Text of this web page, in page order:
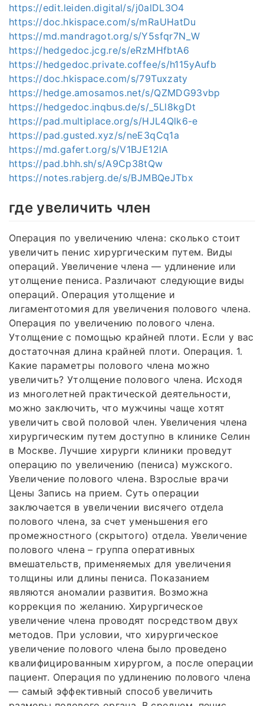
https://edit.leiden.digital/s/j0alDL3O4
https://doc.hkispace.com/s/mRaUHatDu
https://md.mandragot.org/s/Y5sfqr7N_W
https://hedgedoc.jcg.re/s/eRzMHfbtA6
https://hedgedoc.private.coffee/s/h115yAufb
https://doc.hkispace.com/s/79Tuxzaty
https://hedge.amosamos.net/s/QZMDG93vbp
https://hedgedoc.inqbus.de/s/_5Ll8kgDt
https://pad.multiplace.org/s/HJL4Qlk6-e
https://pad.gusted.xyz/s/neE3qCq1a
https://md.gafert.org/s/V1BJE12lA
https://pad.bhh.sh/s/A9Cp38tQw
https://notes.rabjerg.de/s/BJMBQeJTbx
где увеличить член
Операция по увеличению члена: сколько стоит
увеличить пенис хирургическим путем. Виды
операций. Увеличение члена — удлинение или
утолщение пениса. Различают следующие виды
операций. Операция утолщение и
лигаментотомия для увеличения полового члена.
Операция по увеличению полового члена.
Утолщение с помощью крайней плоти. Если у вас
достаточная длина крайней плоти. Операция. 1.
Какие параметры полового члена можно
увеличить? Утолщение полового члена. Исходя
из многолетней практической деятельности,
можно заключить, что мужчины чаще хотят
увеличить свой половой член. Увеличения члена
хирургическим путем доступно в клинике Селин
в Москве. Лучшие хирурги клиники проведут
операцию по увеличению (пениса) мужского.
Увеличение полового члена. Взрослые врачи
Цены Запись на прием. Суть операции
заключается в увеличении висячего отдела
полового члена, за счет уменьшения его
промежностного (скрытого) отдела. Увеличение
полового члена – группа оперативных
вмешательств, применяемых для увеличения
толщины или длины пениса. Показанием
являются аномалии развития. Возможна
коррекция по желанию. Хирургическое
увеличение члена проводят посредством двух
методов. При условии, что хирургическое
увеличение полового члена было проведено
квалифицированным хирургом, а после операции
пациент. Операция по удлинению полового члена
— самый эффективный способ увеличить